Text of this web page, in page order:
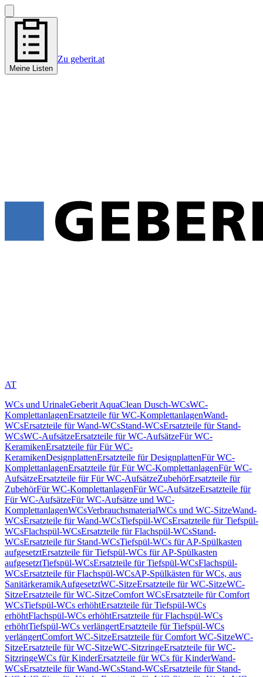
Meine Listen
Zu geberit.at
AT
WCs und UrinaleGeberit AquaClean Dusch-WCsWC-
KomplettanlagenErsatzteile für WC-KomplettanlagenWand-
WCsErsatzteile für Wand-WCsStand-WCsErsatzteile für Stand-
WCsWC-AufsätzeErsatzteile für WC-AufsätzeFür WC-
KeramikenErsatzteile für Für WC-
KeramikenDesignplattenErsatzteile für DesignplattenFür WC-
KomplettanlagenErsatzteile für Für WC-KomplettanlagenFür WC-
AufsätzeErsatzteile für Für WC-AufsätzeZubehörErsatzteile für
ZubehörFür WC-KomplettanlagenFür WC-AufsätzeErsatzteile für
Für WC-AufsätzeFür WC-Aufsätze und WC-
KomplettanlagenWCsVerbrauchsmaterialWCs und WC-SitzeWand-
WCsErsatzteile für Wand-WCsTiefspül-WCsErsatzteile für Tiefspül-
WCsFlachspül-WCsErsatzteile für Flachspül-WCsStand-
WCsErsatzteile für Stand-WCsTiefspül-WCs für AP-Spülkasten
aufgesetztErsatzteile für Tiefspül-WCs für AP-Spülkasten
aufgesetztTiefspül-WCsErsatzteile für Tiefspül-WCsFlachspül-
WCsErsatzteile für Flachspül-WCsAP-Spülkästen für WCs, aus
SanitärkeramikAufgesetztWC-SitzeErsatzteile für WC-SitzeWC-
SitzeErsatzteile für WC-SitzeComfort WCsErsatzteile für Comfort
WCsTiefspül-WCs erhöhtErsatzteile für Tiefspül-WCs
erhöhtFlachspül-WCs erhöhtErsatzteile für Flachspül-WCs
erhöhtTiefspül-WCs verlängertErsatzteile für Tiefspül-WCs
verlängertComfort WC-SitzeErsatzteile für Comfort WC-SitzeWC-
SitzeErsatzteile für WC-SitzeWC-SitzringeErsatzteile für WC-
SitzringeWCs für KinderErsatzteile für WCs für KinderWand-
WCsErsatzteile für Wand-WCsStand-WCsErsatzteile für Stand-